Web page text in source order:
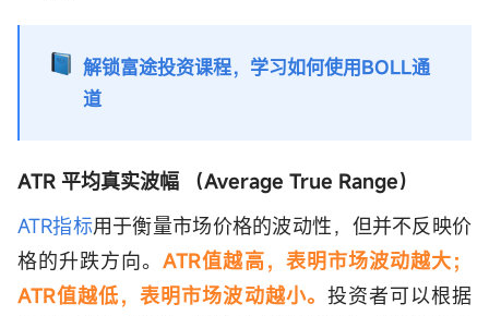
解锁富途投资课程，学习如何使用BOLL通
道
ATR 平均真实波幅 （Average True Range）
ATR指标用于衡量市场价格的波动性，但并不反映价
格的升跌方向。ATR值越高，表明市场波动越大；
ATR值越低，表明市场波动越小。 投资者可以根据